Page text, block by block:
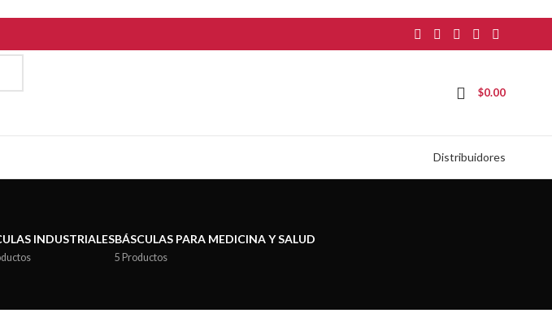
$0.00
Distribuidores
INDUSTRIALESBÁSCULAS PARA MEDICINA Y SALUD
5 Productos